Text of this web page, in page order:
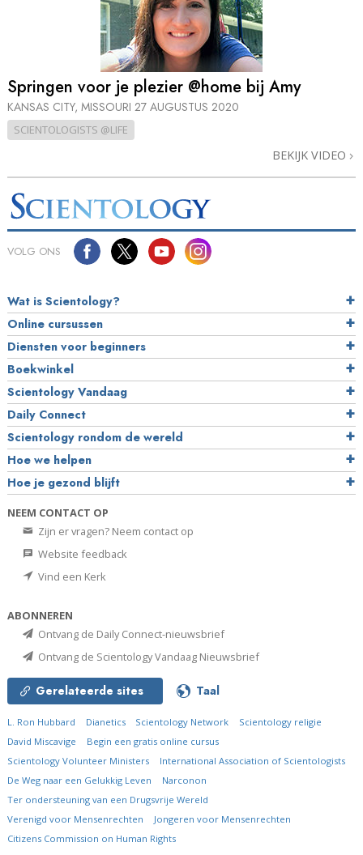
Springen voor je plezier @home bij Amy
KANSAS CITY, MISSOURI 27 AUGUSTUS 2020
SCIENTOLOGISTS @LIFE
BEKIJK VIDEO
VOLG ONS
Wat is Scientology?
Online cursussen
Diensten voor beginners
Boekwinkel
Scientology Vandaag
Daily Connect
Scientology rondom de wereld
Hoe we helpen
Hoe je gezond blijft
NEEM CONTACT OP
Zijn er vragen? Neem contact op
Website feedback
Vind een Kerk
ABONNEREN
Ontvang de Daily Connect-nieuwsbrief
Ontvang de Scientology Vandaag Nieuwsbrief
Gerelateerde sites Taal
L. Ron Hubbard Dianetics Scientology Network
Scientology religie
David Miscavige
Begin een gratis online cursus
Scientology Volunteer Ministers
International Association of Scientologists
De Weg naar een Gelukkig Leven
Narconon
Ter ondersteuning van een Drugsvrije Wereld
Verenigd voor Mensenrechten
Jongeren voor Mensenrechten
Citizens Commission on Human Rights